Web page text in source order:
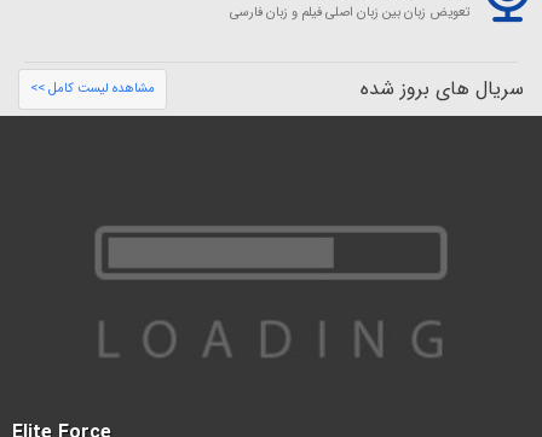
تعویض زبان بین زبان اصلی فیلم و زبان فارسی
سریال های بروز شده مشاهده لیست کامل >>